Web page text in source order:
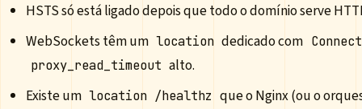
HSTS só está ligado depois que todo o domínio serve
WebSockets têm um location dedicado com
proxy_read_timeout alto.
Existe um location /healthz que o Nginx (ou o